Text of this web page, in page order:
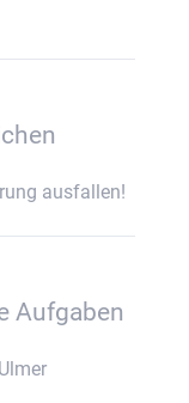
ausfallen!
Aufgaben